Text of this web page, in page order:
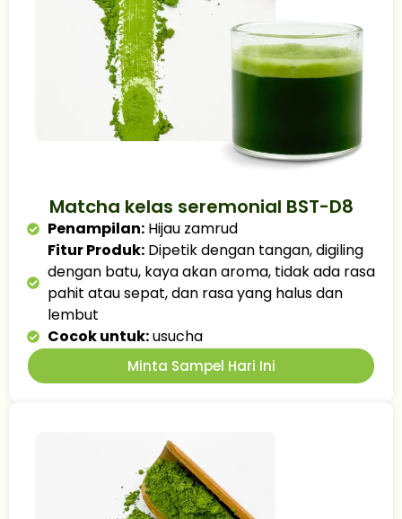
Matcha kelas seremonial BST-D8
Penampilan:Hijau zamrud
Fitur Produk:Dipetik dengan tangan, digiling
dengan batu, kaya akan aroma, tidak ada rasa
pahit atau sepat, dan rasa yang halus dan
lembut
Cocok untuk:usucha
Minta Sampel Hari Ini